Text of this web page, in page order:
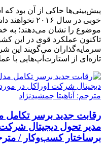
پیش‌بینی‌ها حاکی از آن بود
خوبی در سال
موضوع را نشان می‌دهند؛ به
تاکنون عملکرد قوی در این
سرمایه‌گذاران می‌گویند این
تازه‌ای از استارت‌آپ‌هایی با
رقابت جدید برسر
مدیر تحول دیجیتال شرکت
برساختار کسب‌وکار /